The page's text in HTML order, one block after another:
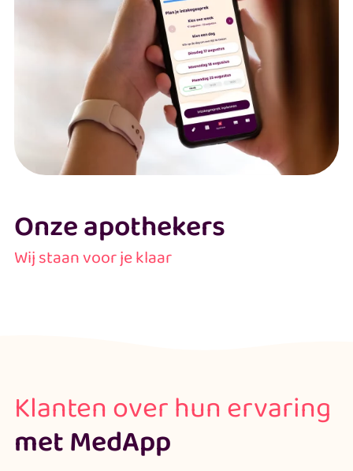
Onze apothekers
Wij staan voor je klaar
Klanten over hun ervaring
met MedApp